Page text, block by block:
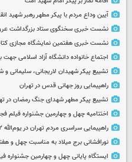
آیین وداع مردم با پیکر مطهر رهبر شهید
نشست خبری سخنگوی ستاد بزرگداشت
نشست خبری هفتمین نمایشگاه مجازی
اجتماع خانواده دانشگاه آزاد اسلامی
تشییع پیکر شهیدان لاریجانی، سلیمانی و
راهپیمایی روز جهانی قدس در تهران
تشییع پیکر مطهر شهدای جنگ رمضان در
اختتامیه چهل و چهارمین جشنواره فیلم
راهپیمایی سراسری مردم تهران در یوم‌الله ۲۲ بهمن
نورافشانی برج میلاد به مناسبت چهل‌ و
ایستگاه پایانی چهل و چهارمین جشنواره